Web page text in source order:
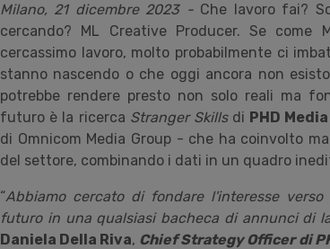
Milano, 21 dicembre 2023 - Che lavoro fai?
cercando? ML Creative Producer. Se
cercassimo lavoro, molto probabilmente ci
stanno nascendo o che oggi ancora non
potrebbe rendere presto non solo reali ma
futuro è la ricerca Stranger Skillsdi PHD Media
di Omnicom Media Group - che ha coinvolto
del settore, combinando i dati in un quadro
“Abbiamo cercato di fondare l'interesse
futuro in una qualsiasi bacheca di annunci di
Daniela Della Riva, Chief Strategy Officer di